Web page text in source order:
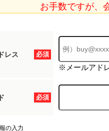
お手数ですが、
必須
レス
※メールアド
必須
の入力